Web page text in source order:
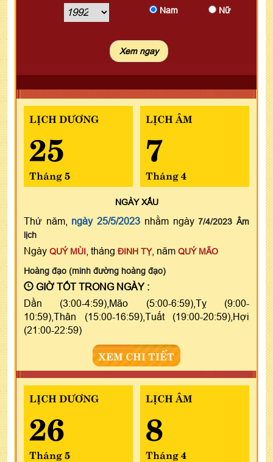
Nam Nữ
LỊCH DƯƠNG
25
Tháng 5
LỊCH ÂM
7
Tháng 4
NGÀYXẤU
Thứ năm, ngày 25/5/2023 nhằm ngày7/4/2023 Âm
lịch
Ngày QUÝ MÙI , tháng ĐINH TỴ, năm QUÝ MÃO
Hoàng đạo (minh đường hoàng đạo)
GIỜ TỐT TRONG NGÀY :
Dần (3:00-4:59),Mão (5:00-6:59),Tỵ (9:00-
10:59),Thân (15:00-16:59),Tuất (19:00-20:59),Hợi
(21:00-22:59)
XEM CHI TIẾT
LỊCH DƯƠNG
26
Tháng 5
LỊCH ÂM
8
Tháng 4